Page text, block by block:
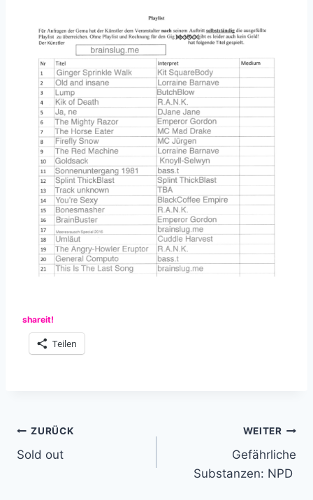
shareit!
Teilen
Beitragsnavigation
ZURÜCK
Sold out
WEITER
Gefährliche
Substanzen: NPD